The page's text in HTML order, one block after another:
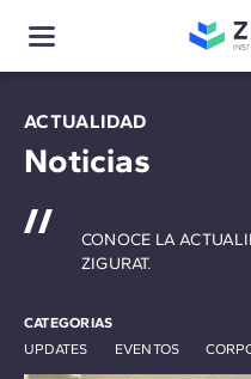
ACTUALIDAD
Noticias
CATEGORIAS
UPDATES
EVENTOS
CONOCE LA
ZIGURAT.